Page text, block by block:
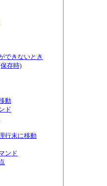
できないとき
存時)
動
ド
行末に移動
ンド